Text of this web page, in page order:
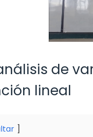
de
lineal